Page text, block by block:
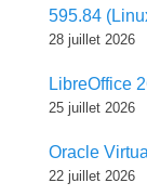
595.84
28 juillet 2026
LibreOffice
25 juillet 2026
Oracle
22 juillet 2026